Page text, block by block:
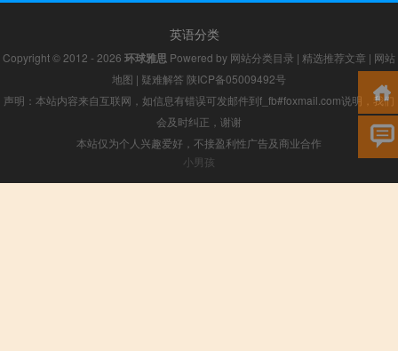
英语分类
Copyright © 2012 - 2026 环球雅思 Powered by 网站分类目录 | 精选推荐文章 | 网站
地图 | 疑难解答 陕ICP备05009492号
声明：本站内容来自互联网，如信息有错误可发邮件到f_fb#foxmail.com说明，我们
会及时纠正，谢谢
本站仅为个人兴趣爱好，不接盈利性广告及商业合作
小男孩